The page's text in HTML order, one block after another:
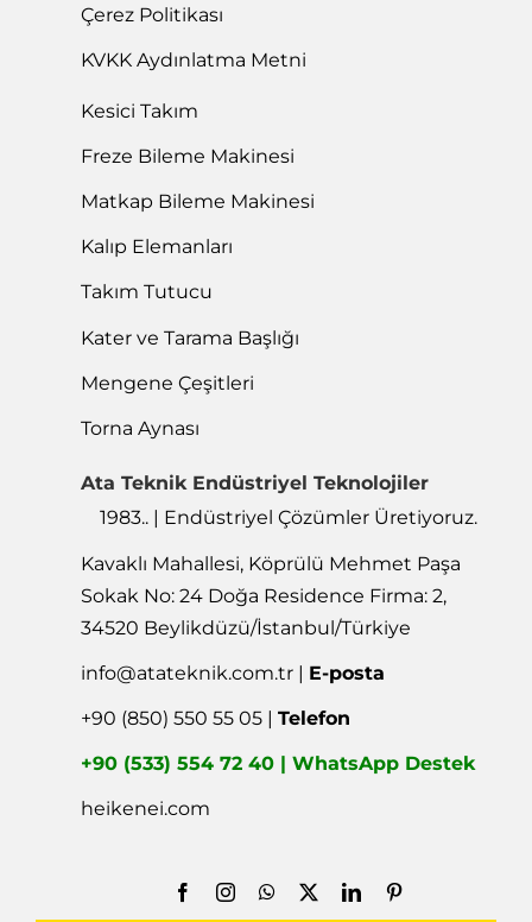
Çerez Politikası
KVKK Aydınlatma Metni
Kesici Takım
Freze Bileme Makinesi
Matkap Bileme Makinesi
Kalıp Elemanları
Takım Tutucu
Kater ve Tarama Başlığı
Mengene Çeşitleri
Torna Aynası
Ata Teknik Endüstriyel Teknolojiler
1983.. | Endüstriyel Çözümler Üretiyoruz.
Kavaklı Mahallesi, Köprülü Mehmet Paşa
Sokak No: 24 Doğa Residence Firma: 2,
34520 Beylikdüzü/İstanbul/Türkiye
info@atateknik.com.tr | E-posta
+90 (850) 550 55 05 |Telefon
+90 (533) 554 72 40 | WhatsApp Destek
heikenei.com